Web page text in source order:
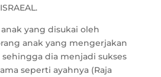
yang disukai oleh
anak yang mengerjakan
dia menjadi sukses
seperti ayahnya (Raja